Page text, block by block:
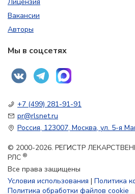
Вакансии
Авторы
Мы в соцсетях
+7 (499) 281-91-91
pr@rlsnet.ru
Россия, 123007, Москва, ул. 5-я
© 2000-2026. РЕГИСТР
РЛС ®
Все права защищены
Условия использования | Политика
Политика обработки файлов cookie